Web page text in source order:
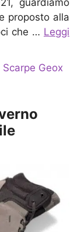
proposto alla
che … Leggi
Scarpe Geox